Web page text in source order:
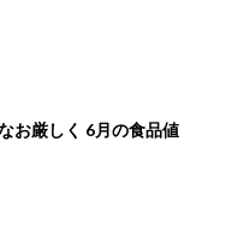
お厳しく 6月の食品値